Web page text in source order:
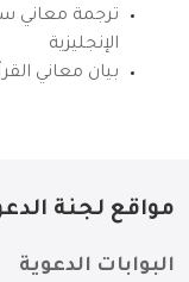
ترجمة معاني
الإنجليزية
بيان معاني
مواقع لجنة
البوابات الدعوية